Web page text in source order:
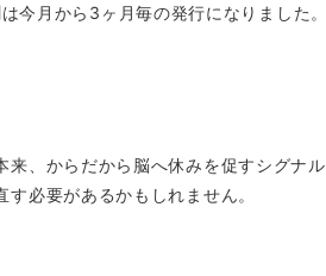
今月から3ヶ月毎の発行になりました。
来、からだから脳へ休みを促すシグナル
必要があるかもしれません。